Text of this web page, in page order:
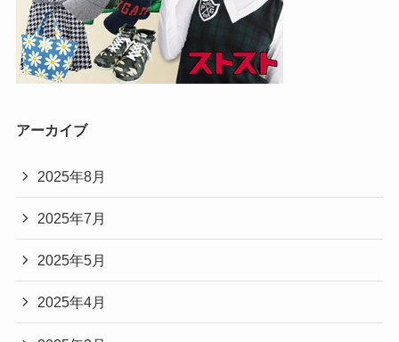
アーカイブ
2025年8月
2025年7月
2025年5月
2025年4月